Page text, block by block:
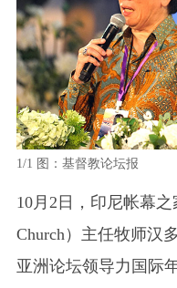
1/1 图：基督教论坛报
10月2日，印尼帐幕之
Church）主任牧师汉
亚洲论坛领导力国际